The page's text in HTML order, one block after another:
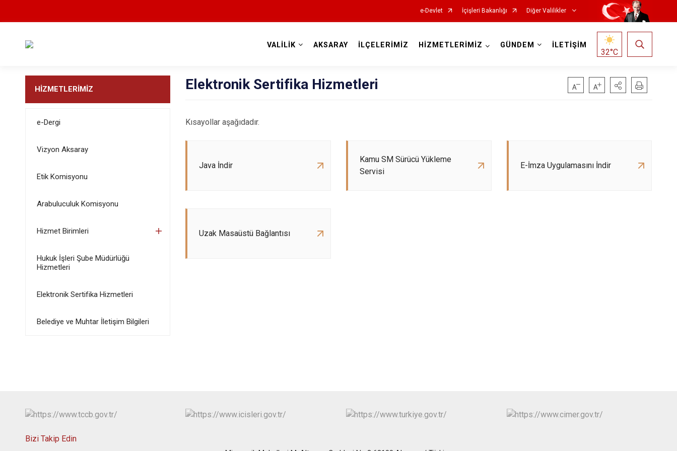
e-Devlet İçişleri Bakanlığı Diğer Valilikler
VALİLİK AKSARAY İLÇELERİMİZ HİZMETLERİMİZ GÜNDEM İLETİŞİM
32°C
HİZMETLERİMİZ
e-Dergi
Vizyon Aksaray
Etik Komisyonu
Arabuluculuk Komisyonu
Hizmet Birimleri
Hukuk İşleri Şube Müdürlüğü
Hizmetleri
Elektronik Sertifika Hizmetleri
Belediye ve Muhtar İletişim Bilgileri
Elektronik Sertifika Hizmetleri
Kısayollar aşağıdadır.
Java İndir
Kamu SM Sürücü Yükleme
Servisi
E-İmza Uygulamasını İndir
Uzak Masaüstü Bağlantısı
Bizi Takip Edin